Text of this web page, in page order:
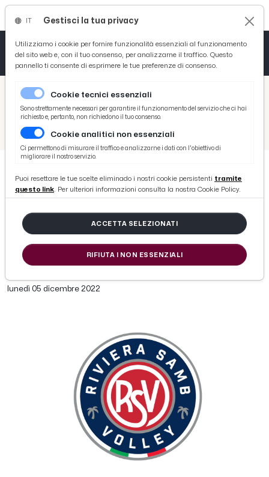
/ Picenotime
/ Sport
/ Volley
Riviera Samb Volley: resoconto del fine settimana squadre maschili e femminili
Riviera Samb Volley: resoconto del
fine settimana squadre maschili e
femminili
lunedì 05 dicembre 2022
Gestisci la tua privacy
Utilizziamo i cookie per fornire funzionalità essenziali al funzionamento
del sito web e, con il tuo consenso, per analizzarne il traffico. Questo
pannello ti consente di esprimere le tue preferenze di consenso.
Cookie tecnici essenziali
Sono strettamente necessari per garantire il funzionamento del servizio che ci hai
richiesto e, pertanto, non richiedono il tuo consenso.
Cookie analitici non essenziali
Ci permettono di misurare il traffico e analizzarne i dati con l'obiettivo di
migliorare il nostro servizio.
Puoi resettare le tue scelte eliminado i nostri cookie persistenti tramite
questo link. Per ulteriori informazioni consulta la nostra Cookie Policy.
ACCETTA SELEZIONATI
RIFIUTA I NON ESSENZIALI
Tutto News
Tutto Sport
Basket
Ciclismo
Tutto Curiosità